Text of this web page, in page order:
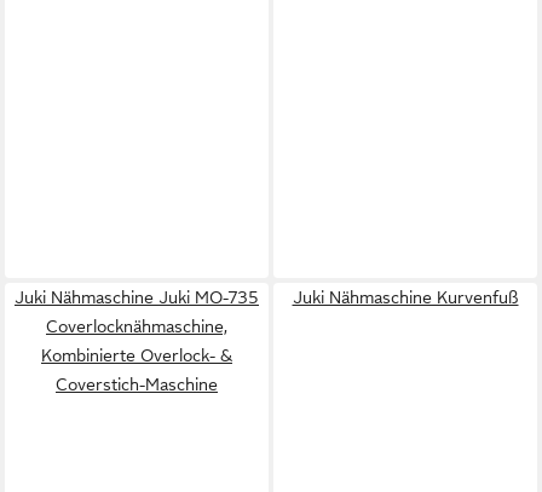
Juki Nähmaschine Juki MO-735
Coverlocknähmaschine,
Kombinierte Overlock- &
Coverstich-Maschine
Juki Nähmaschine Kurvenfuß